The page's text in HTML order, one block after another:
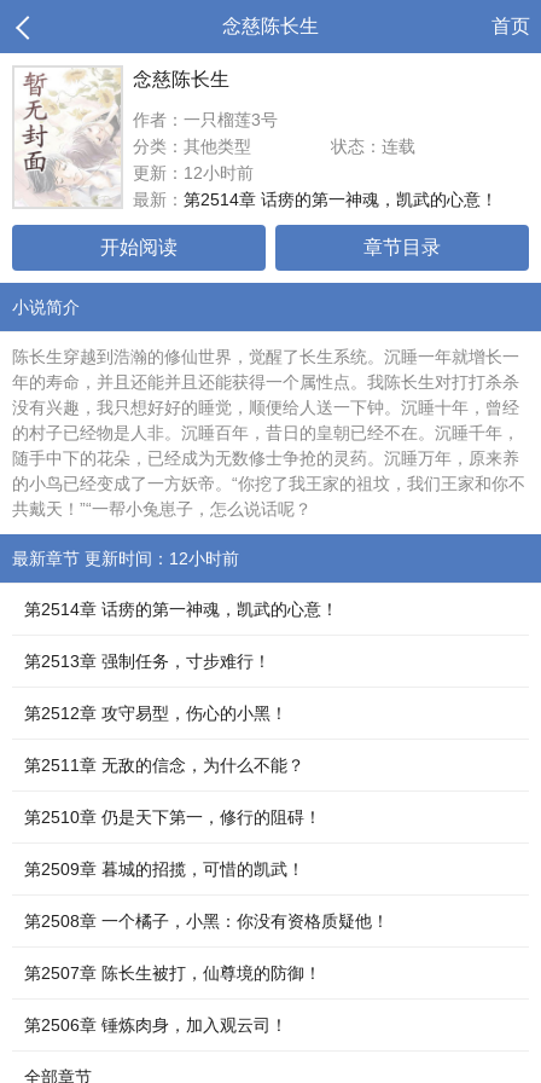
念慈陈长生 首页
念慈陈长生
作者：一只榴莲3号
分类：其他类型
状态：连载
更新：12小时前
最新： 第2514章 话痨的第一神魂，凯武的心意！
开始阅读 章节目录
小说简介
陈长生穿越到浩瀚的修仙世界，觉醒了长生系统。沉睡一年就增长一
年的寿命，并且还能并且还能获得一个属性点。我陈长生对打打杀杀
没有兴趣，我只想好好的睡觉，顺便给人送一下钟。沉睡十年，曾经
的村子已经物是人非。沉睡百年，昔日的皇朝已经不在。沉睡千年，
随手中下的花朵，已经成为无数修士争抢的灵药。沉睡万年，原来养
的小鸟已经变成了一方妖帝。“你挖了我王家的祖坟，我们王家和你不
共戴天！”“一帮小兔崽子，怎么说话呢？
最新章节 更新时间：12小时前
第2514章 话痨的第一神魂，凯武的心意！
第2513章 强制任务，寸步难行！
第2512章 攻守易型，伤心的小黑！
第2511章 无敌的信念，为什么不能？
第2510章 仍是天下第一，修行的阻碍！
第2509章 暮城的招揽，可惜的凯武！
第2508章 一个橘子，小黑：你没有资格质疑他！
第2507章 陈长生被打，仙尊境的防御！
第2506章 锤炼肉身，加入观云司！
全部章节